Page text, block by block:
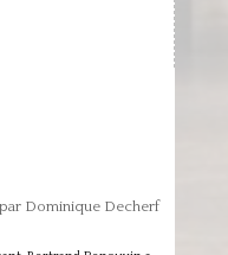
Dominique Decherf